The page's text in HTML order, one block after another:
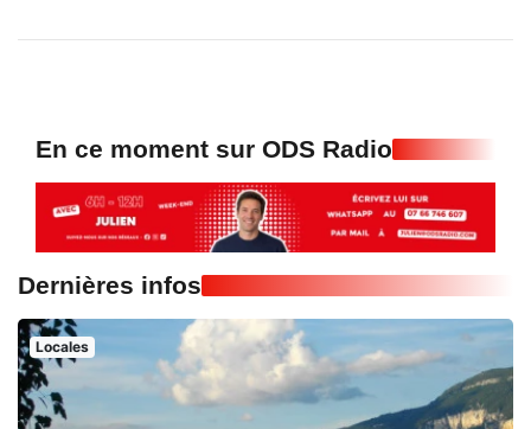
En ce moment sur ODS Radio
Dernières infos
Locales